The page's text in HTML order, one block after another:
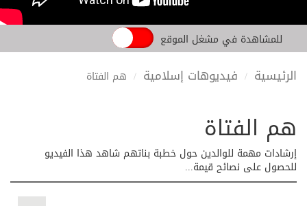
للمشاهدة في مشغل الموقع
الرئيسية فيديوهات إسلامية هم الفتاة
هم الفتاة
إرشادات مهمة للوالدين حول خطبة بناتهم شاهد هذا الفيديو
للحصول على نصائح قيمة...